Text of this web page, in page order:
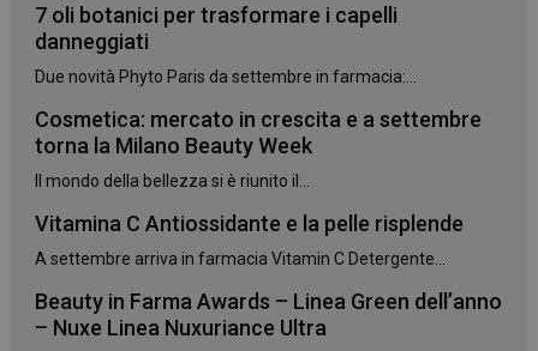
7 oli botanici per trasformare i capelli
danneggiati
Due novità Phyto Paris da settembre in farmacia:...
Cosmetica: mercato in crescita e a settembre
torna la Milano Beauty Week
Il mondo della bellezza si è riunito il...
Vitamina C Antiossidante e la pelle risplende
A settembre arriva in farmacia Vitamin C Detergente...
Beauty in Farma Awards – Linea Green dell’anno
– Nuxe Linea Nuxuriance Ultra